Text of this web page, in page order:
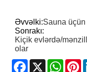
Əvvəlki:Sauna üçün
Sonrakı:
Kiçik evlərdə/
olar
Facebook
X